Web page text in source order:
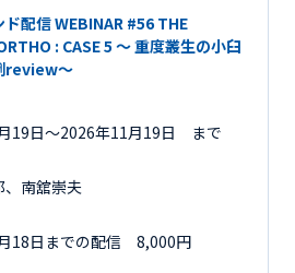
配信 WEBINAR #56 THE
: CASE 5 ～ 重度叢生の小臼
review～
19日〜2026年11月19日 まで
、南舘崇夫
18日までの配信 8,000円